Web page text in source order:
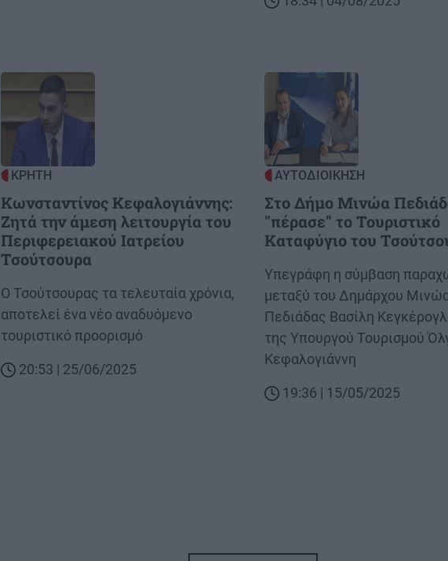
ΚΡΗΤΗ
Κωνσταντίνος Κεφαλογιάννης:
Ζητά την άμεση λειτουργία του
Περιφερειακού Ιατρείου
Τσούτσουρα
Body
Ο Τσούτσουρας τα τελευταία χρόνια,
αποτελεί ένα νέο αναδυόμενο
τουριστικό προορισμό
20:53 | 25/06/2025
ΑΥΤΟΔΙΟΙΚΗΣΗ
Στο Δήμο Μινώα
"πέρασε" το Τουριστικό
Καταφύγιο του
Body
Υπεγράφη η σύμβαση
μεταξύ του Δημάρχου
Πεδιάδας Βασίλη
της Υπουργού Τουρισμού
Κεφαλογιάννη
19:36 | 15/05/2025